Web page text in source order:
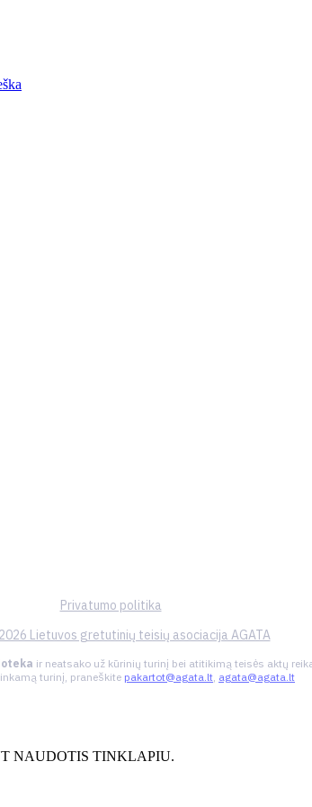
Privatumo politika
Lietuvos gretutinių teisių asociacija AGATA
ir neatsako už kūrinių turinį bei atitikimą teisės aktų
turinį, praneškite pakartot@agata.lt, agata@agata.lt
NAUDOTIS TINKLAPIU.